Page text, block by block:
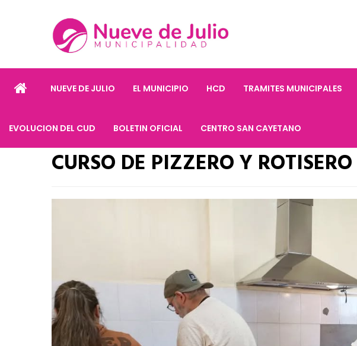
NUEVE DE JULIO EL MUNICIPIO HCD TRAMITES MUNICIPALES
EVOLUCION DEL CUD BOLETIN OFICIAL CENTRO SAN CAYETANO
CURSO DE PIZZERO Y